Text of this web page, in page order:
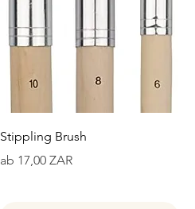
Schnellansicht
Stippling Brush
ab 17,00 ZAR
Sale-Preis